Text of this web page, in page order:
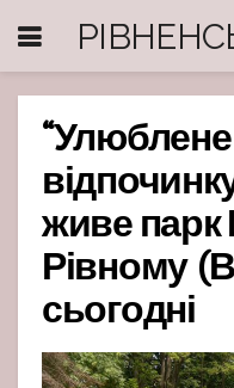
живе
Рівному
сьогодні